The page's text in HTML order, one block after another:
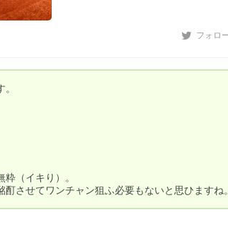
フォロ
（イキり）。
させてワンチャン狙ふ必要もないと思ひますね